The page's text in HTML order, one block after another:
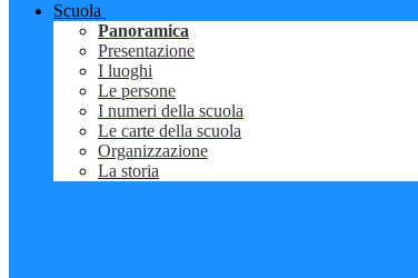
Scuola
Panoramica
Presentazione
I luoghi
Le persone
I numeri della scuola
Le carte della scuola
Organizzazione
La storia